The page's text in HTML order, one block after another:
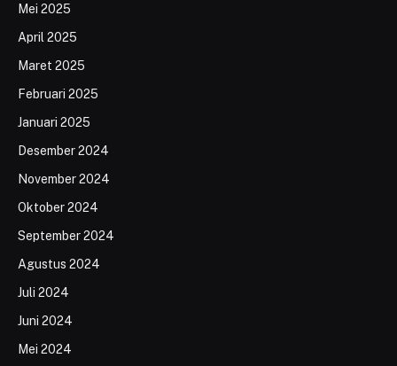
Mei 2025
April 2025
Maret 2025
Februari 2025
Januari 2025
Desember 2024
November 2024
Oktober 2024
September 2024
Agustus 2024
Juli 2024
Juni 2024
Mei 2024